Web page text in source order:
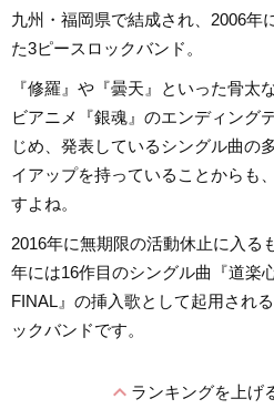
九州・福岡県で結成され、2006年
た3ピースロックバンド。
『修羅』や『曇天』といった骨太
ビアニメ『銀魂』のエンディング
じめ、発表しているシングル曲の
イアップを持っていることからも
すよね。
2016年に無期限の活動休止に入る
年には16作目のシングル曲『道楽
FINAL』の挿入歌として起用され
ックバンドです。
expand_lessランキングを上げ